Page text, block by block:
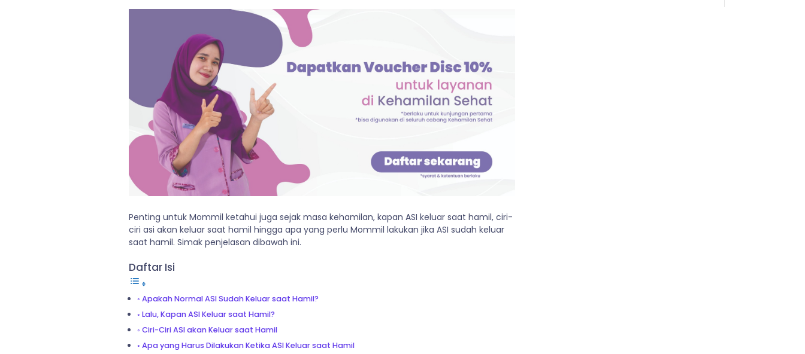
Penting untuk Mommil ketahui juga sejak masa kehamilan, kapan ASI keluar saat hamil, ciri-
ciri asi akan keluar saat hamil hingga apa yang perlu Mommil lakukan jika ASI sudah keluar
saat hamil. Simak penjelasan dibawah ini.
Daftar Isi
Apakah Normal ASI Sudah Keluar saat Hamil?
Lalu, Kapan ASI Keluar saat Hamil?
Ciri-Ciri ASI akan Keluar saat Hamil
Apa yang Harus Dilakukan Ketika ASI Keluar saat Hamil